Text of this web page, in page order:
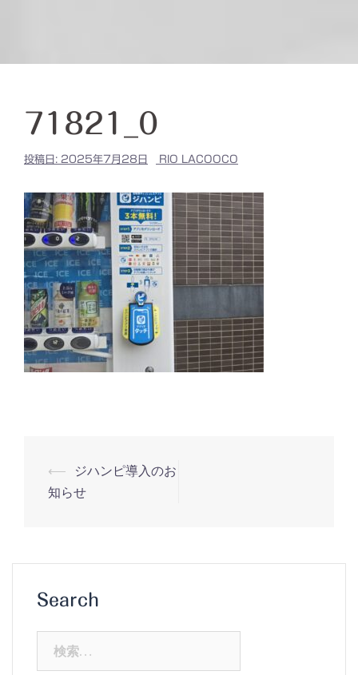
71821_0
投稿日: 2025年7月28日 RIO LACOOCO
投
稿
ゲ
ー
シ
ョ
ン
⟵
ジハンピ導入のお
知らせ
Search